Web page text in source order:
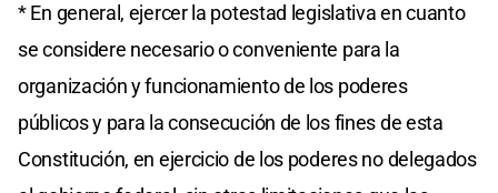
* En general, ejercer la potestad legislativa en cuanto
se considere necesario o conveniente para la
organización y funcionamiento de los poderes
públicos y para la consecución de los fines de esta
Constitución, en ejercicio de los poderes no delegados